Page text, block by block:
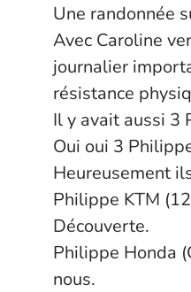
Une randonnée
Avec Caroline
journalier
résistance
Il y avait aussi 3
Oui oui 3
Heureusement
Philippe KTM
Découverte.
Philippe Honda
nous.